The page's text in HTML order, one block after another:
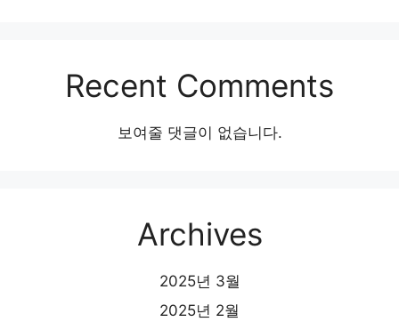
Recent Comments
보여줄 댓글이 없습니다.
Archives
2025년 3월
2025년 2월